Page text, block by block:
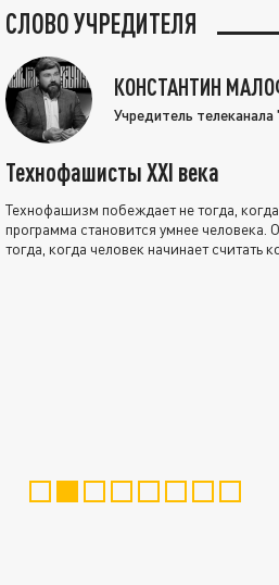
СЛОВО УЧРЕДИТЕЛЯ
КОНСТАНТИН
Учредитель
Технофашисты XXI века
Технофашизм побеждает не тогда,
программа становится умнее человека.
тогда, когда человек начинает считать